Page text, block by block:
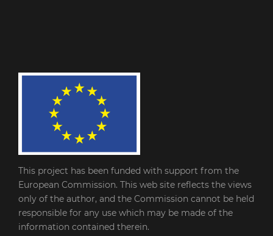
This project has been funded with support from the
European Commission. This web site reflects the views
only of the author, and the Commission cannot be held
responsible for any use which may be made of the
information contained therein.